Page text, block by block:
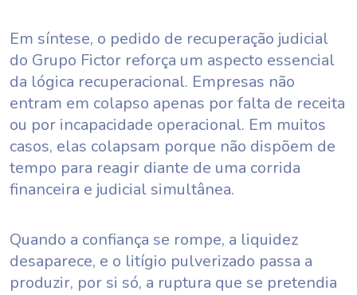
Em síntese, o pedido de recuperação judicial
do Grupo Fictor reforça um aspecto essencial
da lógica recuperacional. Empresas não
entram em colapso apenas por falta de receita
ou por incapacidade operacional. Em muitos
casos, elas colapsam porque não dispõem de
tempo para reagir diante de uma corrida
financeira e judicial simultânea.
Quando a confiança se rompe, a liquidez
desaparece, e o litígio pulverizado passa a
produzir, por si só, a ruptura que se pretendia